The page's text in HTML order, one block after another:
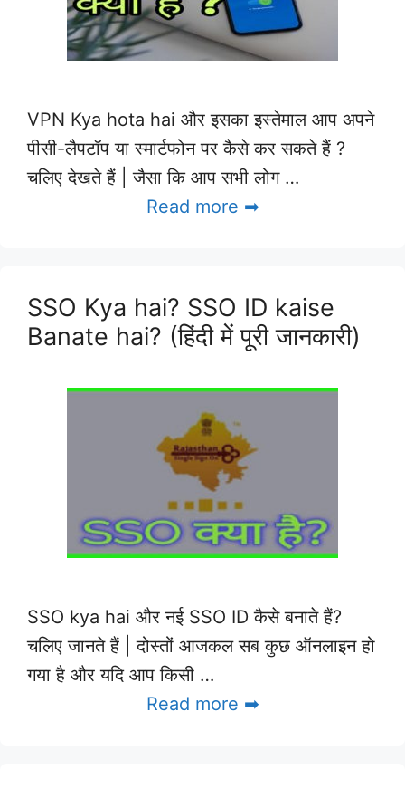
VPN Kya hota hai और इसका इस्तेमाल आप अपने
पीसी-लैपटॉप या स्मार्टफोन पर कैसे कर सकते हैं ?
चलिए देखते हैं | जैसा कि आप सभी लोग …
Read more ➡
SSO Kya hai? SSO ID kaise
Banate hai? (हिंदी में पूरी जानकारी)
SSO kya hai और नई SSO ID कैसे बनाते हैं?
चलिए जानते हैं | दोस्तों आजकल सब कुछ ऑनलाइन हो
गया है और यदि आप किसी …
Read more ➡